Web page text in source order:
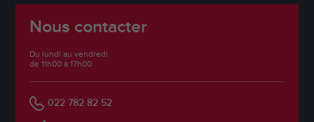
Nous contacter
Du lundi au vendredi
de 11h00 à 17h00
022 782 82 52